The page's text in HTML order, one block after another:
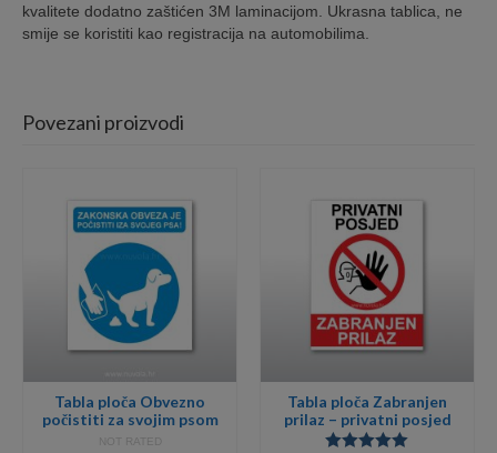
kvalitete dodatno zaštićen 3M laminacijom. Ukrasna tablica, ne
smije se koristiti kao registracija na automobilima.
Povezani proizvodi
Tabla ploča Obvezno
počistiti za svojim psom
NOT RATED
Tabla ploča Zabranjen
prilaz – privatni posjed